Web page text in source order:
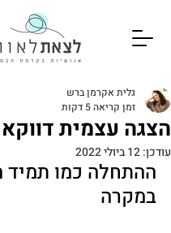
הצגה עצמית
גלית אקרמן ברש
זמן קריאה 5 דקות
עודכן:12 ביולי 2022
ההתחלה כמו תמיד
במקרה